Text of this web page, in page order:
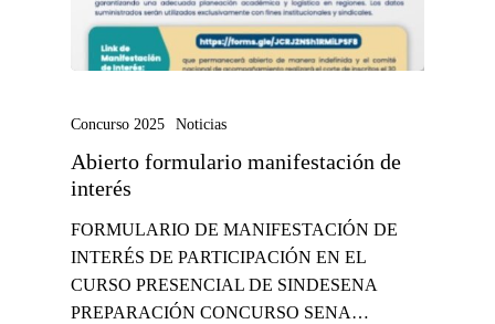
Concurso 2025 Noticias
Abierto formulario manifestación de
interés
FORMULARIO DE MANIFESTACIÓN DE
INTERÉS DE PARTICIPACIÓN EN EL
CURSO PRESENCIAL DE SINDESENA
PREPARACIÓN CONCURSO SENA…